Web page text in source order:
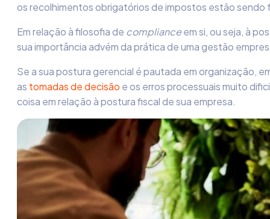
os recolhimentos obrigatórios de impostos estão
Em relação à filosofia de complianceem si, ou seja, à
sua importância advém da prática de uma gestão
Se a sua postura gerencial é pautada em organização,
as tomadas de decisão e os erros processuais muito
coisa em relação à posturafiscal de sua empresa.